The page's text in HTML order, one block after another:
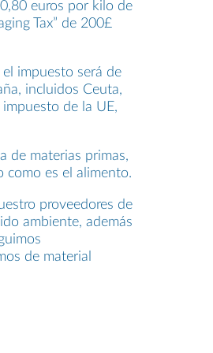
euros por kilo de
Tax” de 200£
impuesto será de
incluidos Ceuta,
de la UE,
de materias primas,
como es el alimento.
proveedores de
ambiente, además
de material